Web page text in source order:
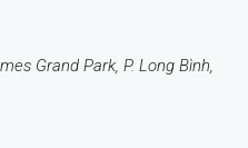
Grand Park, P. Long Bình,